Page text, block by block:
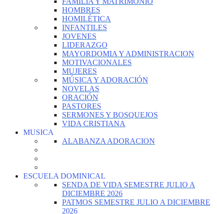
HOMBRES
HOMILÉTICA
INFANTILES
JOVENES
LIDERAZGO
MAYORDOMIA Y ADMINISTRACION
MOTIVACIONALES
MUJERES
MÚSICA Y ADORACIÓN
NOVELAS
ORACIÓN
PASTORES
SERMONES Y BOSQUEJOS
VIDA CRISTIANA
MUSICA
ALABANZA ADORACION
ESCUELA DOMINICAL
SENDA DE VIDA SEMESTRE JULIO A
DICIEMBRE 2026
PATMOS SEMESTRE JULIO A DICIEMBRE
2026